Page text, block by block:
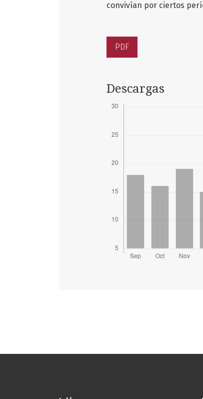
convivían por ciertos
PDF
Descargas